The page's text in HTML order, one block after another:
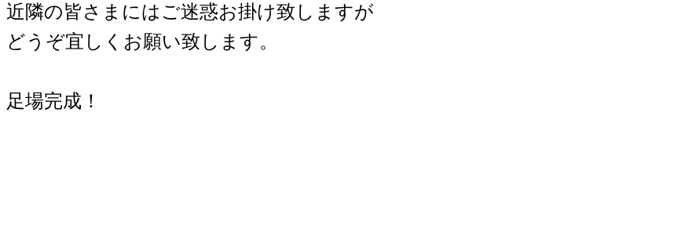
近隣の皆さまにはご迷惑お掛け致しますが
どうぞ宜しくお願い致します。
足場完成！